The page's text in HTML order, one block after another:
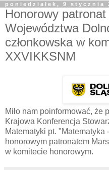
poniedziałek, 9 stycznia
Honorowy patronat
Województwa
członkowska w
XXVIKKSNM
Miło nam poinformować, że
Krajowa Konferencja
Matematyki pt. "Matematyka
honorowym patronatem
w komitecie honorowym.